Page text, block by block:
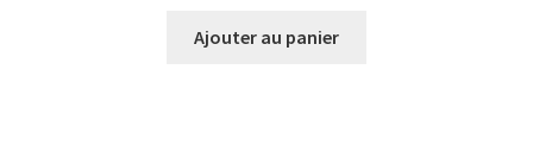
Ajouter au panier